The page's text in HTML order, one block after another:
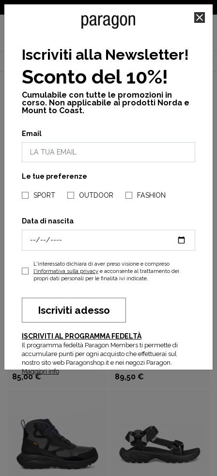
NEGOZI PARAGONSHOP
Home Brand Teva Donna
Woman
Man
Unisex
APPLICA
Terra Fi Lite Sandalo W
76,08 € 89,50 €
Teva
79,20 € 99,00 €
Teva
Elzada Sandalo W
85,00 €
Teva
Hurricane Verge
89,50 €
Iscriviti alla Newsletter!
Sconto del 10%!
Cumulabile con tutte le promozioni in
corso. Non applicabile ai prodotti Norda e
Mount to Coast.
Email
Le tue preferenze
SPORT OUTDOOR FASHION
Data di nascita
L'interessato dichiara di aver preso visione e compreso
l'informativa sulla privacye acconsente al trattamento dei
propri dati personali per le finalità ivi indicate.
Iscriviti adesso
ISCRIVITI AL PROGRAMMA FEDELTÀ
Il programma fedeltà Paragon Members ti permette di
accumulare punti per ogni acquisto che effettuerai sul
nostro sito web Paragonshop.it e nei negozi Paragon.
Maggiori info